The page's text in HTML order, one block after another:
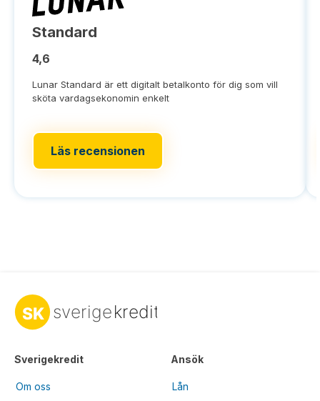
Standard
4,6
Lunar Standard är ett digitalt betalkonto för dig som vill
sköta vardagsekonomin enkelt
Läs recensionen
Sverigekredit
Om oss
Ansök
Lån